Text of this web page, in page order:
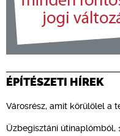
ÉPÍTÉSZETI HÍREK
Városrész, amit körülölel a
Üzbegisztáni útinaplómból,